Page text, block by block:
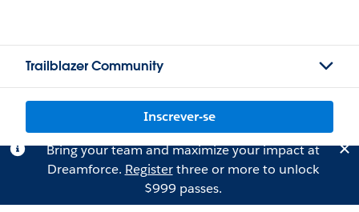
Trailblazer Community
Inscrever-se
Bring your team and maximize your impact at
Dreamforce. Registerthree or more to unlock
$999 passes.